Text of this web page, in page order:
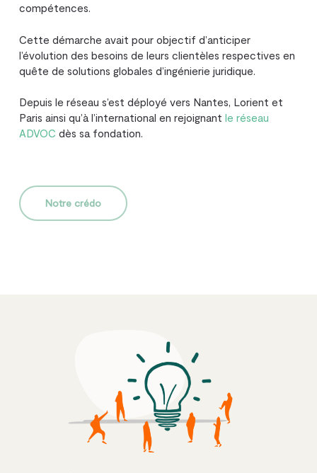
compétences.
Cette démarche avait pour objectif d’anticiper
l’évolution des besoins de leurs clientèles respectives en
quête de solutions globales d’ingénierie juridique.
Depuis le réseau s’est déployé vers Nantes, Lorient et
Paris ainsi qu’à l’international en rejoignantle réseau
ADVOC dès sa fondation.
Notre crédo